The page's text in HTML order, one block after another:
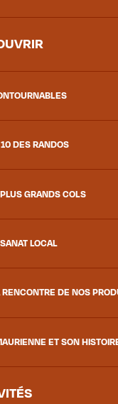
DES RANDOS
GRANDS COLS
LOCAL
DE NOS
ET SON
tous les jours